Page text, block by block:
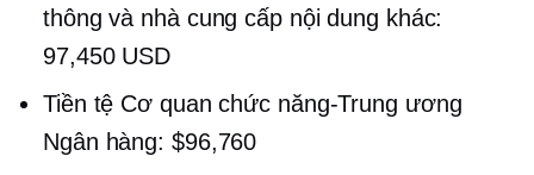
thông và nhà cung cấp nội dung khác:
97,450 USD
Tiền tệ Cơ quan chức năng-Trung ương
Ngân hàng: $96,760